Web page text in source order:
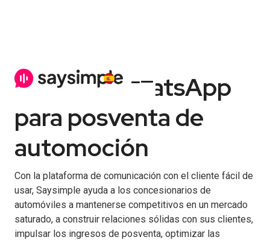
Solución WhatsApp
para posventa de
automoción
Con la plataforma de comunicación con el cliente fácil de
usar, Saysimple ayuda a los concesionarios de
automóviles a mantenerse competitivos en un mercado
saturado, a construir relaciones sólidas con sus clientes,
impulsar los ingresos de posventa, optimizar las